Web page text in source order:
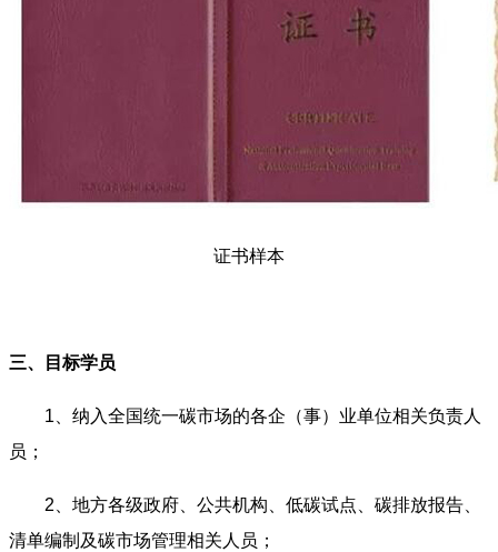
证书样本
三、目标学员
1、纳入全国统一碳市场的各企（事）业单位相关负责人
员；
2、地方各级政府、公共机构、低碳试点、碳排放报告、
清单编制及碳市场管理相关人员；